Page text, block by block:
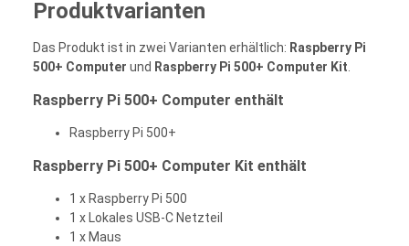
Produktvarianten
Das Produkt ist in zwei Varianten erhältlich: Raspberry Pi
500+ Computer und Raspberry Pi 500+ Computer Kit.
Raspberry Pi 500+ Computer enthält
Raspberry Pi 500+
Raspberry Pi 500+ Computer Kit enthält
1 x Raspberry Pi 500
1 x Lokales USB-C Netzteil
1 x Maus